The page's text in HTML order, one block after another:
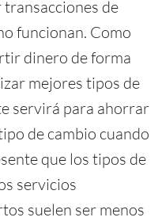
de
funcionan. Como
dinero de forma
mejores tipos de
servirá para ahorrar
de cambio cuando
que los tipos de
servicios
suelen ser menos